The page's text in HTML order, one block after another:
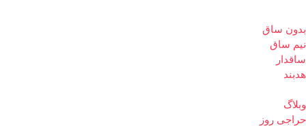
بدون ساق
نیم ساق
ساقدار
هدبند
وبلاگ
حراجی روز